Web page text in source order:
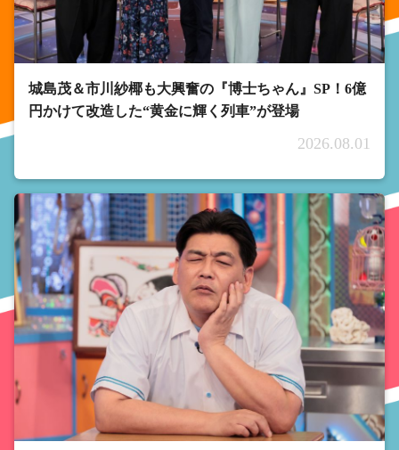
城島茂＆市川紗椰も大興奮の『博士ちゃん』SP！6億
円かけて改造した“黄金に輝く列車”が登場
2026.08.01